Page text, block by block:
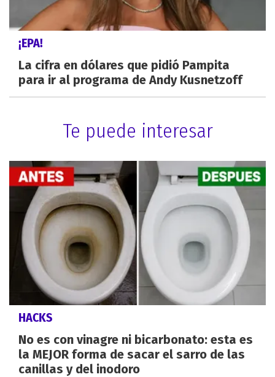
¡EPA!
La cifra en dólares que pidió Pampita
para ir al programa de Andy Kusnetzoff
Te puede interesar
HACKS
No es con vinagre ni bicarbonato: esta es
la MEJOR forma de sacar el sarro de las
canillas y del inodoro